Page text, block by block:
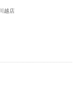
越店